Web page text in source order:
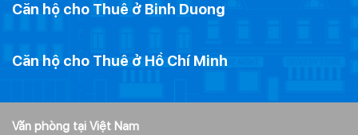
Căn hộ cho Thuê ở Binh Duong
Căn hộ cho Thuê ở Hồ Chí Minh
Văn phòng tại Việt Nam